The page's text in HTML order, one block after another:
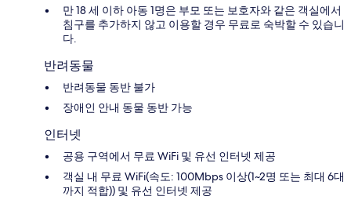
만 18 세 이하 아동 1명은 부모 또는 보호자와 같은 객실에서
침구를 추가하지 않고 이용할 경우 무료로 숙박할 수 있습니
다.
반려동물
반려동물 동반 불가
장애인 안내 동물 동반 가능
인터넷
공용 구역에서 무료 WiFi 및 유선 인터넷 제공
객실 내 무료 WiFi(속도: 100Mbps 이상(1~2명 또는 최대 6대
까지 적합)) 및 유선 인터넷 제공